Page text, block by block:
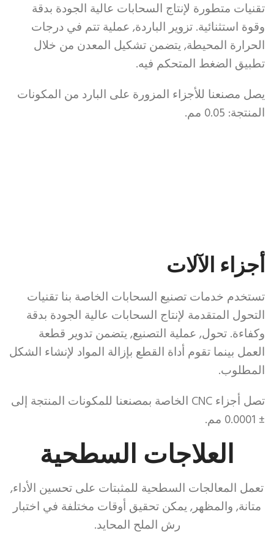
تقنيات متطورة لإنتاج السحابات عالية الجودة بدقة
وقوة استثنائية. تزوير الباردة, عملية تتم في درجات
الحرارة المحيطة, يتضمن تشكيل المعدن من خلال
تطبيق الضغط المتحكم فيه.
يصل مصنعنا للأجزاء المزورة على البارد من المكونات
المنتجة: 0.05 مم.
هيوستن
المقلدة
أمازون
على
ساعة
شانيل
المزيفة
للعقوبات
شراء
الساعات
المقلدة
لراترابانت
ساعات
أجزاء الآلات
تستخدم خدمات تصنيع السحابات الخاصة بنا تقنيات
التحول المتقدمة لإنتاج السحابات عالية الجودة بدقة
وكفاءة. تحول, عملية التصنيع, يتضمن تدوير قطعة
العمل بينما تقوم أداة القطع بإزالة المواد لإنشاء الشكل
المطلوب.
تصل أجزاء CNC الخاصة بمصنعنا للمكونات المنتجة إلى
± 0.0001 مم.
العلاجات السطحية
تعمل المعالجات السطحية للمثبتات على تحسين الأداء,
متانة, والمظهر, يمكن تحقيق أوقات مختلفة في اختبار
رش الملح المحايد.